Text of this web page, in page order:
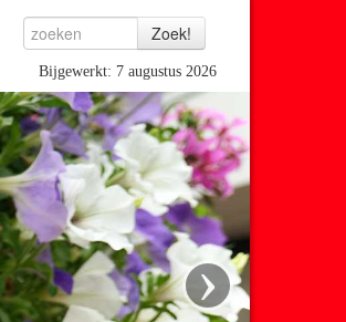
Bijgewerkt: 7 augustus 2026
›